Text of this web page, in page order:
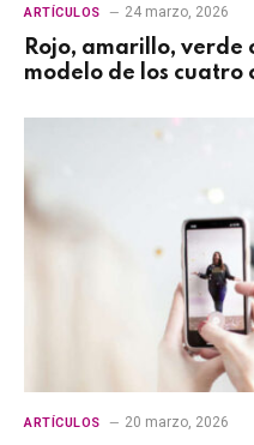
ARTÍCULOS 24 marzo, 2026
Rojo, amarillo, verde
modelo de los cuatro
ARTÍCULOS 20 marzo, 2026